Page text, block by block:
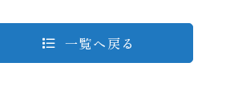
一覧へ戻る